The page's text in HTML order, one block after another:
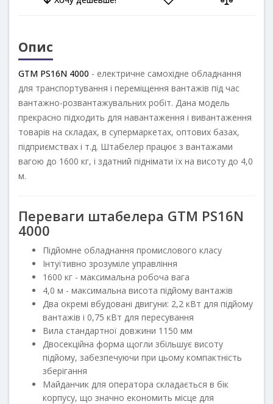
Опис
GTM PS16N 4000 - електричне самохідне обладнання
для транспортування і переміщення вантажів під час
вантажно-розвантажувальних робіт. Дана модель
прекрасно підходить для навантаження і вивантаження
товарів на складах, в супермаркетах, оптових базах,
підприємствах і т.д. Штабелер працює з вантажами
вагою до 1600 кг, і здатний піднімати їх на висоту до 4,0
м.
Переваги штабелера GTM PS16N
4000
Підйомне обладнання промислового класу
Інтуїтивно зрозуміле управління
1600 кг - максимальна робоча вага
4,0 м - максимальна висота підйому вантажів
Два окремі вбудовані двигуни: 2,2 кВт для підйому
вантажів і 0,75 кВт для пересування
Вила стандартної довжини 1150 мм
Двосекційна форма щогли збільшує висоту
підйому, забезпечуючи при цьому компактність
зберігання
Майданчик для оператора складається в бік
корпусу, що значно економить місце для